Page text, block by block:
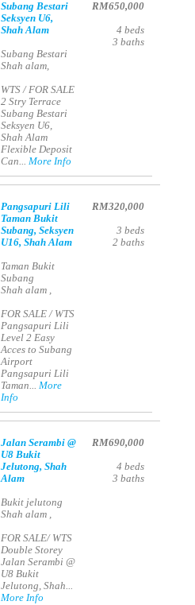
Subang Bestari
Seksyen U6,
Shah Alam
Subang Bestari
Shah alam,
WTS / FOR SALE
2 Stry Terrace
Subang Bestari
Seksyen U6,
Shah Alam
Flexible Deposit
Can...More Info
RM650,000
4 beds
3 baths
Pangsapuri Lili
Taman Bukit
Subang, Seksyen
U16, Shah Alam
Taman Bukit
Subang
Shah alam ,
FOR SALE / WTS
Pangsapuri Lili
Level 2 Easy
Acces to Subang
Airport
Pangsapuri Lili
Taman...More
Info
RM320,000
3 beds
2 baths
Jalan Serambi @
U8 Bukit
Jelutong, Shah
Alam
Bukit jelutong
Shah alam ,
FOR SALE/ WTS
Double Storey
Jalan Serambi @
U8 Bukit
Jelutong, Shah...
More Info
RM690,000
4 beds
3 baths